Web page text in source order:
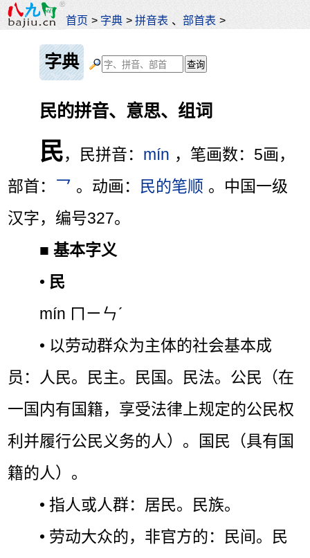
首页 > 字典 >拼音表 、部首表 >
字典
民的拼音、意思、组词
民，民拼音： mín ，笔画数：5画，
部首： 乛 。动画： 民的笔顺 。中国一级
汉字，编号327。
■基本字义
• 民
mín ㄇㄧㄣˊ
• 以劳动群众为主体的社会基本成
员：人民。民主。民国。民法。公民（在
一国内有国籍，享受法律上规定的公民权
利并履行公民义务的人）。国民（具有国
籍的人）。
• 指人或人群：居民。民族。
• 劳动大众的，非官方的：民间。民